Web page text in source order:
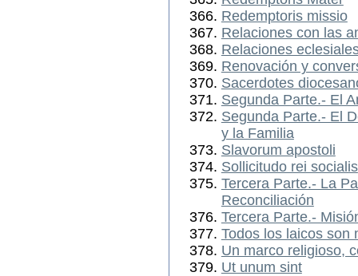
Redemptoris missio
Relaciones con las
Relaciones
Renovación y
Sacerdotes
Segunda Parte.- El
Segunda Parte.- El
y la Familia
Slavorum apostoli
Sollicitudo rei socialis
Tercera Parte.- La
Reconciliación
Tercera Parte.-
Todos los laicos son
Un marco religioso,
Ut unum sint